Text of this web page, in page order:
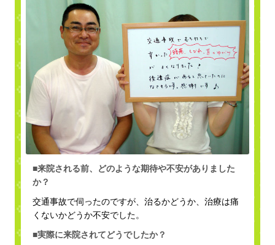
■来院される前、どのような期待や不安がありました
か？
交通事故で伺ったのですが、治るかどうか、治療は痛
くないかどうか不安でした。
■実際に来院されてどうでしたか？